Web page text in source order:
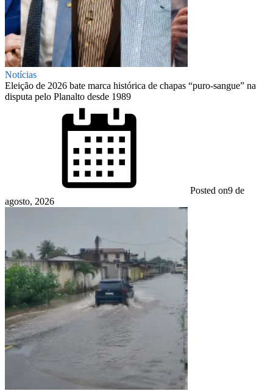
Notícias
Eleição de 2026 bate marca histórica de chapas “puro-sangue” na
disputa pelo Planalto desde 1989
Posted on9 de
agosto, 2026